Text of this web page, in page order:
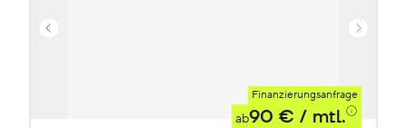
Finanzierungsanfrage
ab90 € / mtl.